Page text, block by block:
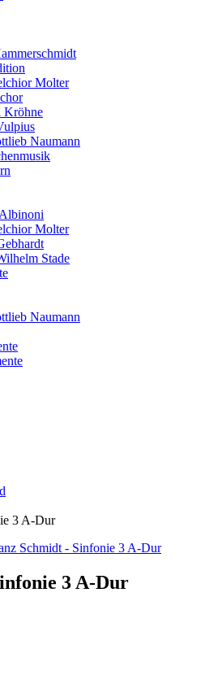
Molter
Kröhne
Naumann
Molter
Stade
Naumann
3 A-Dur
3 A-Dur